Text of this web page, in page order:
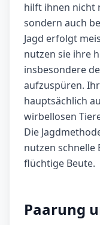
hilft ihnen nicht
sondern auch
Jagd erfolgt
nutzen sie ihre
insbesondere
aufzuspüren.
hauptsächlich
wirbellosen
Die
nutzen schnelle
flüchtige Beute.
Paarung